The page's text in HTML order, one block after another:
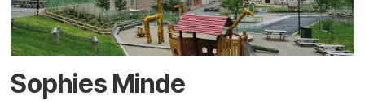
Sophies Minde